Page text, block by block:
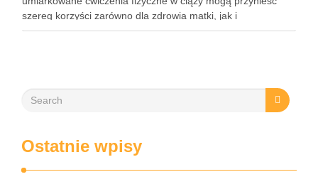
szereg korzyści zarówno dla zdrowia matki, jak i
rozwijającego się dziecka? Właściwie dobrany program
Ostatnie wpisy